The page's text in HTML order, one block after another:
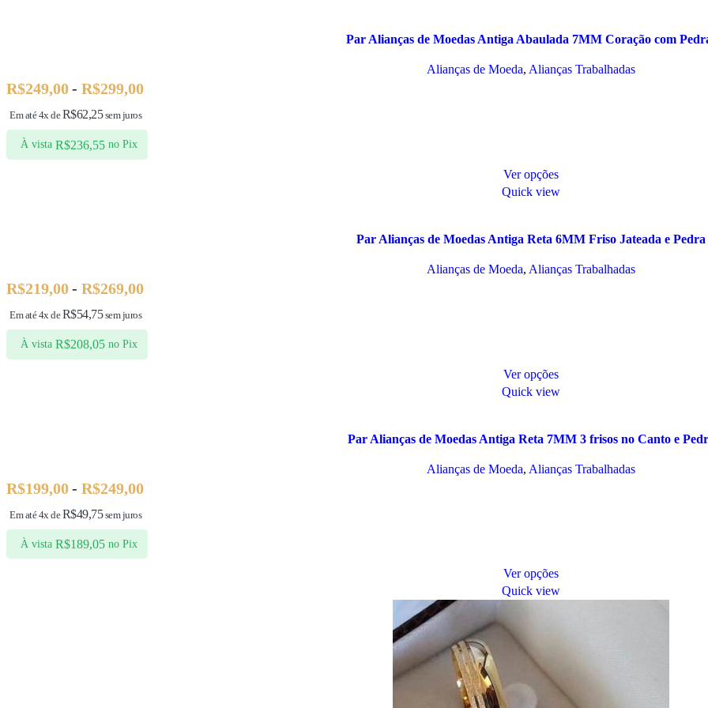
Par Alianças de Moedas Antiga Abaulada 7MM Coração com
Alianças de Moeda, Alianças Trabalhadas
R$249,00- R$299,00
Em até 4x deR$62,25sem juros
À vista R$236,55 no Pix
Ver opções
Quick view
Par Alianças de Moedas Antiga Reta 6MM Friso Jateada e Pedra
Alianças de Moeda, Alianças Trabalhadas
R$219,00- R$269,00
Em até 4x deR$54,75sem juros
À vista R$208,05 no Pix
Ver opções
Quick view
Par Alianças de Moedas Antiga Reta 7MM 3 frisos no Canto e
Alianças de Moeda, Alianças Trabalhadas
R$199,00- R$249,00
Em até 4x deR$49,75sem juros
À vista R$189,05 no Pix
Ver opções
Quick view